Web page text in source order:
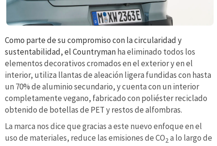
Como parte de su compromiso con la circularidad y
sustentabilidad, el Countrymanha eliminado todos los
elementos decorativos cromados en el exterior y en el
interior, utiliza llantas de aleación ligera fundidas con hasta
un 70% de aluminio secundario, y cuenta con un interior
completamente vegano, fabricado con poliéster reciclado
obtenido de botellas de PET y restos de alfombras.
La marca nos dice que gracias a este nuevo enfoque en el
uso de materiales, reduce las emisiones de CO2a lo largo de